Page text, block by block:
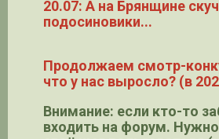
20.07: А на Брянщине
подосиновики...
Продолжаем смотр-
что у нас выросло? (в
Внимание: если кто-то
входить на форум.